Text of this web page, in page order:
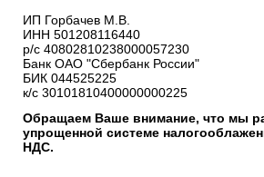
ИП Горбачев М.В.
ИНН 501208116440
р/с 40802810238000057230
Банк ОАО "Сбербанк России"
БИК 044525225
к/с 30101810400000000225
Обращаем Ваше внимание, что мы
упрощенной системе
НДС.